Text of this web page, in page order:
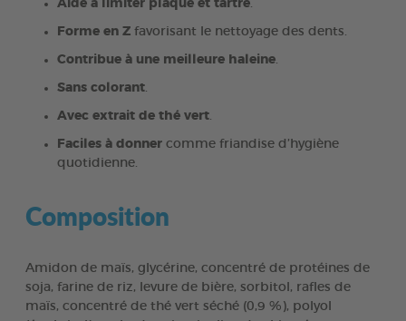
Aide à limiter plaque et tartre
Forme en Z favorisant le nettoyage des dents.
Contribue à une meilleure haleine
Sans colorant
Avec extrait de thé vert
Faciles à donner comme friandise d’hygiène
quotidienne.
Composition
Amidon de maïs, glycérine, concentré de protéines de
soja, farine de riz, levure de bière, sorbitol, rafles de
maïs, concentré de thé vert séché (0,9 %), polyol